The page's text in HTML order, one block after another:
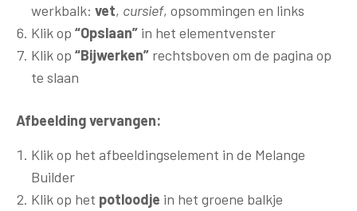
werkbalk: vet, cursief, opsommingen en links
Klik op “Opslaan”in het elementvenster
Klik op “Bijwerken”rechtsboven om de pagina op
te slaan
Afbeelding vervangen:
Klik op het afbeeldingselement in de Melange
Builder
Klik op het potloodje in het groene balkje